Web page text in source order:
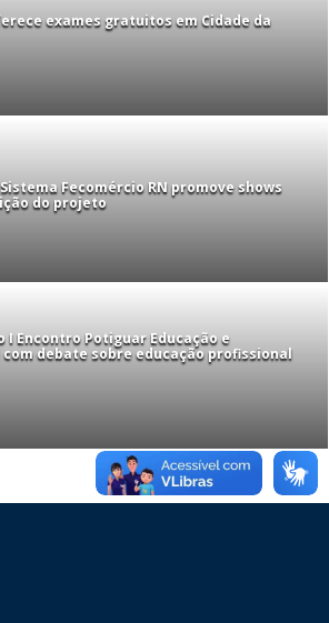
exames gratuitos em Cidade da
Fecomércio RN promove shows
do projeto
I Encontro Potiguar Educação e
debate sobre educação profissional